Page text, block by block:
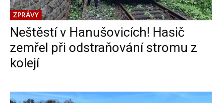
ZPRÁVY
Neštěstí v Hanušovicích! Hasič
zemřel při odstraňování stromu z
kolejí